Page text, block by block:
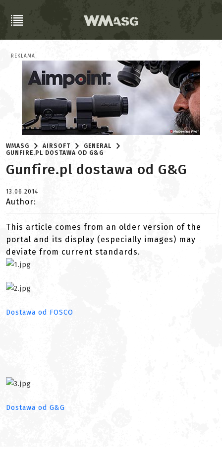
REKLAMA
WMASG AIRSOFT
GENERAL
GUNFIRE.PL DOSTAWA OD G&G
Gunfire.pl dostawa od G&G
13.06.2014
Author:
This article comes from an older version of the
portal and its display (especially images) may
deviate from current standards.
Dostawa od FOSCO
Dostawa od G&G